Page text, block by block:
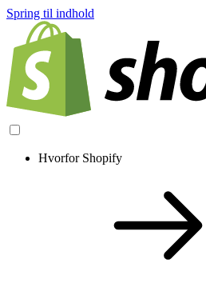
Spring til indhold
Hvorfor Shopify